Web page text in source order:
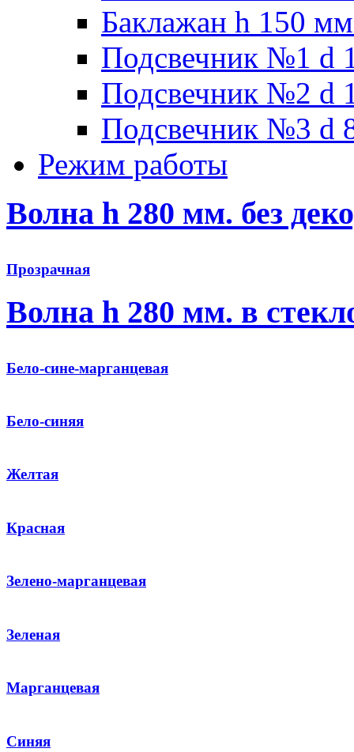
Баклажан h 150
Подсвечник №1 d
Подсвечник №2 d
Подсвечник №3 d
Режим работы
Волна h 280 мм. без
Прозрачная
Волна h 280 мм. в
Бело-сине-марганцевая
Бело-синяя
Желтая
Красная
Зелено-марганцевая
Зеленая
Марганцевая
Синяя